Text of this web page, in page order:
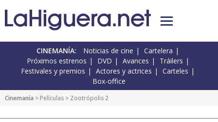
CINEMANÍA: Noticias de cine
Cartelera
Próximos estrenos
DVD Avances
Tráilers
Festivales y premios
Actores y actrices
Carteles
Box-office
Cinemanía > Películas > Zootrópolis 2